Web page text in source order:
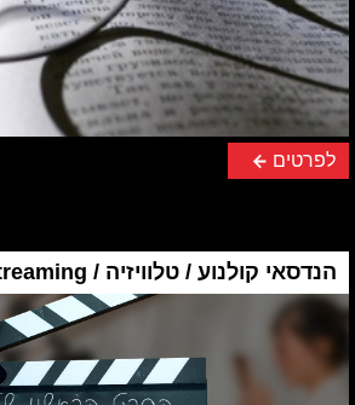
לפרטים
הנדסאי קולנוע / טלוויזיה / Streaming